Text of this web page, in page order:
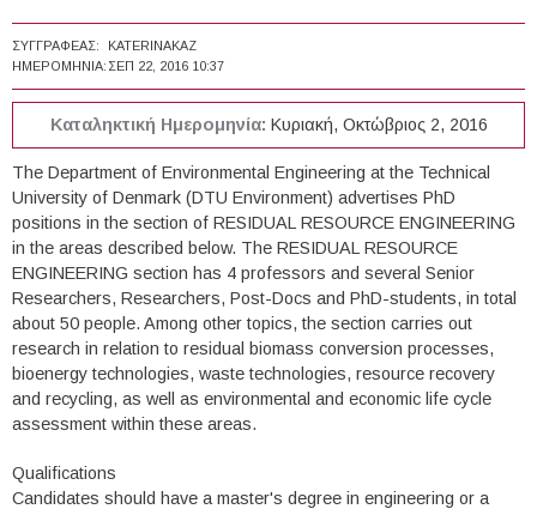
ΣΥΓΓΡΑΦΈΑΣ:
KATERINAKAZ
ΗΜΕΡΟΜΗΝΊΑ: ΣΕΠ 22, 2016 10:37
Καταληκτική Ημερομηνία: Κυριακή, Οκτώβριος 2, 2016
The Department of Environmental Engineering at the Technical
University of Denmark (DTU Environment) advertises PhD
positions in the section of RESIDUAL RESOURCE ENGINEERING
in the areas described below. The RESIDUAL RESOURCE
ENGINEERING section has 4 professors and several Senior
Researchers, Researchers, Post-Docs and PhD-students, in total
about 50 people. Among other topics, the section carries out
research in relation to residual biomass conversion processes,
bioenergy technologies, waste technologies, resource recovery
and recycling, as well as environmental and economic life cycle
assessment within these areas.
Qualifications
Candidates should have a master's degree in engineering or a